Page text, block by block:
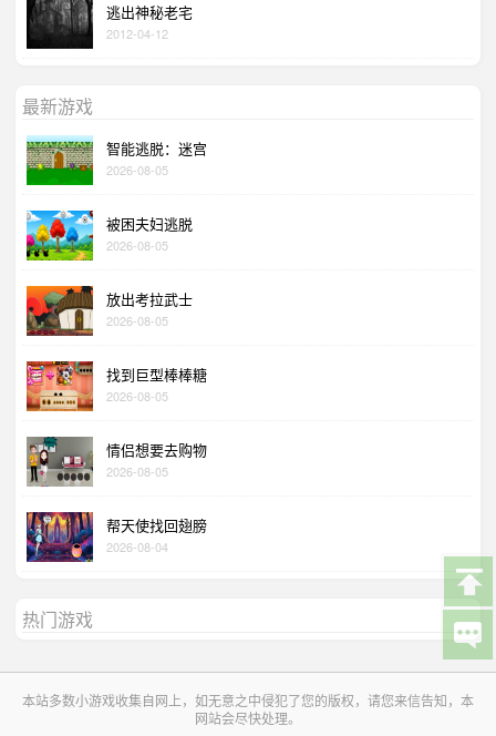
逃出神秘老宅
2012-04-12
最新游戏
智能逃脱：迷宫
2026-08-05
被困夫妇逃脱
2026-08-05
放出考拉武士
2026-08-05
找到巨型棒棒糖
2026-08-05
情侣想要去购物
2026-08-05
帮天使找回翅膀
2026-08-04
热门游戏
本站多数小游戏收集自网上，如无意之中侵犯了您的版权，请您来信告知，本
网站会尽快处理。